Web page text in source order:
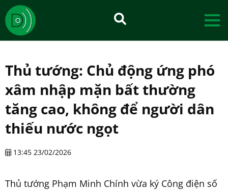
Thủ tướng: Chủ động ứng phó
xâm nhập mặn bất thường
tăng cao, không để người dân
thiếu nước ngọt
13:45 23/02/2026
Thủ tướng Phạm Minh Chính vừa ký Công điện số